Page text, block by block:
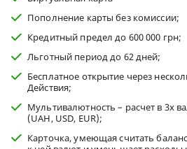
Пополнение карты без комиссии;
Кредитный предел до 600 000 грн;
Льготный период до 62 дней;
Бесплатное открытие через
Действия;
Мультивалютность – расчет в 3х
(UAH, USD, EUR);
Карточка, умеющая считать